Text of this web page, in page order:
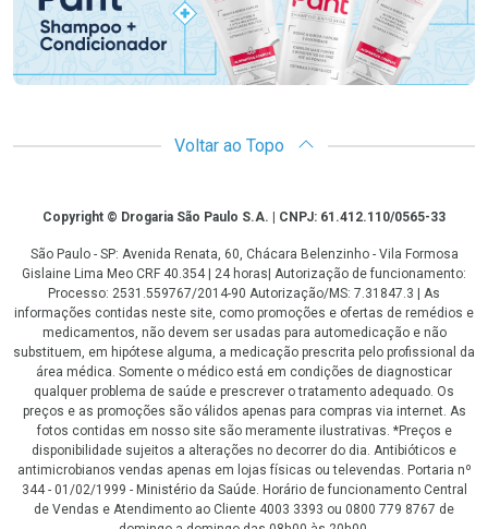
Voltar ao Topo
CopyrightCopyright © Drogaria São Paulo S.A. | CNPJ: 61.412.110/0565-33
São Paulo - SP: Avenida Renata, 60, Chácara Belenzinho - Vila Formosa
Gislaine Lima Meo CRF 40.354 | 24 horas| Autorização de funcionamento:
Processo: 2531.559767/2014-90 Autorização/MS: 7.31847.3 | As
informações contidas neste site, como promoções e ofertas de remédios e
medicamentos, não devem ser usadas para automedicação e não
substituem, em hipótese alguma, a medicação prescrita pelo profissional da
área médica. Somente o médico está em condições de diagnosticar
qualquer problema de saúde e prescrever o tratamento adequado. Os
preços e as promoções são válidos apenas para compras via internet. As
fotos contidas em nosso site são meramente ilustrativas. *Preços e
disponibilidade sujeitos a alterações no decorrer do dia. Antibióticos e
antimicrobianos vendas apenas em lojas físicas ou televendas. Portaria nº
344 - 01/02/1999 - Ministério da Saúde. Horário de funcionamento Central
de Vendas e Atendimento ao Cliente 4003 3393 ou 0800 779 8767 de